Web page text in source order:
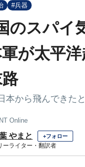
#兵器
のスパイ
軍が太平
本から飛んできた
Online
やまと +フォロー
ーライター・翻訳者